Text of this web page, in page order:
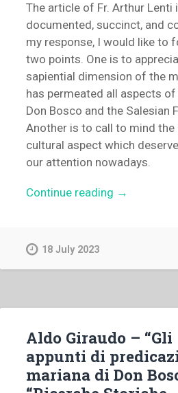
The article of Fr. Arthur Lenti
documented, succinct, and
my response, I would like to
two points. One is to
sapiential dimension of the
has permeated all aspects
Don Bosco and the Salesian
Another is to call to mind the
cultural aspect which
our attention nowadays.
Continue reading “Savio
Da
Animas
Response
of
→
18 July 2023
Aldo Giraudo – “Gli
appunti di
mariana di Don